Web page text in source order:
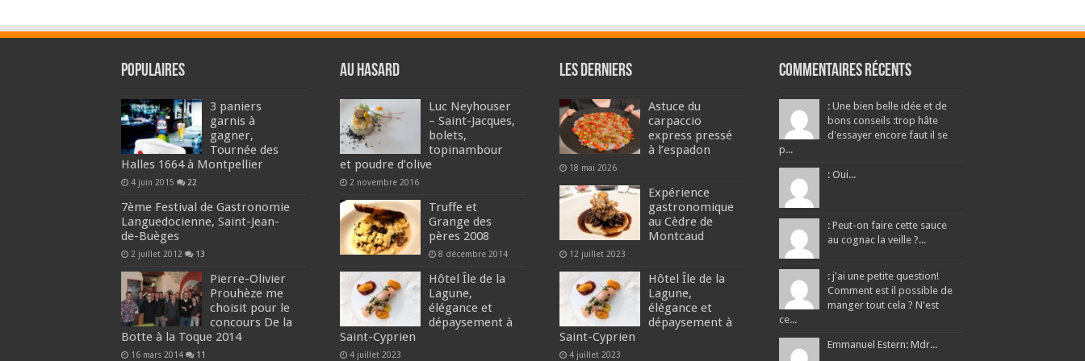
Populaires
3 paniers
garnis à
gagner,
Tournée des
Halles 1664 à Montpellier
4 juin 2015 22
7ème Festival de Gastronomie
Languedocienne, Saint-Jean-
de-Buèges
2 juillet 2012 13
Pierre-Olivier
Prouhèze me
choisit pour le
concours De la
Botte à la Toque 2014
16 mars 2014 11
Au hasard
Luc Neyhouser
– Saint-Jacques,
bolets,
topinambour
et poudre d’olive
2 novembre 2016
Truffe et
Grange des
pères 2008
8 décembre 2014
Hôtel Île de la
Lagune,
élégance et
dépaysement à
Saint-Cyprien
4 juillet 2023
Les derniers
Astuce du
carpaccio
express pressé
à l’espadon
18 mai 2026
Expérience
gastronomique
au Cèdre de
Montcaud
12 juillet 2023
Hôtel Île de la
Lagune,
élégance et
dépaysement à
Saint-Cyprien
4 juillet 2023
Commentaires récents
: Une bien belle idée et de
bons conseils :trop hâte
d'essayer encore faut il se
p...
: Oui...
: Peut-on faire cette sauce
au cognac la veille ?...
: j'ai une petite question!
Comment est il possible de
manger tout cela ? N'est
ce...
Emmanuel Estern: Mdr...